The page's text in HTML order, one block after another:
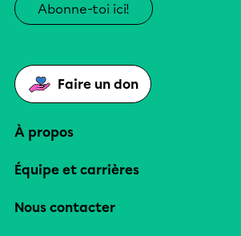
Abonne-toi ici!
Faire un don
À propos
Équipe et carrières
Nous contacter